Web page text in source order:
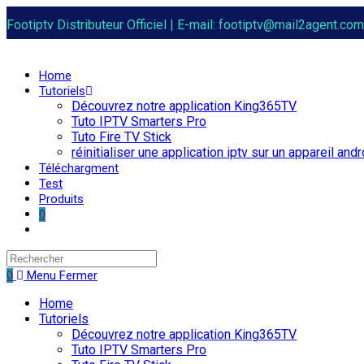
to
content
Footiptv Distributeur Officiel | E-mail:
Home
Tutoriels
Découvrez notre application King365TV
Tuto IPTV Smarters Pro
Tuto Fire TV Stick
réinitialiser une application iptv sur un appareil
Téléchargment
Test
Produits
0
search
0
Menu Fermer
Home
Tutoriels
Découvrez notre application King365TV
Tuto IPTV Smarters Pro